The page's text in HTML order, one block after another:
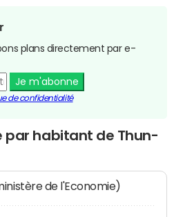
plans directement par e-
Je m'abonne
de confidentialité
par habitant de Thun-
de l'Economie)